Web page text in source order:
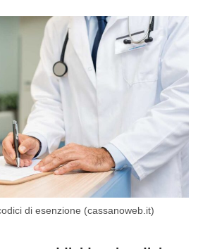
di esenzione (cassanoweb.it)